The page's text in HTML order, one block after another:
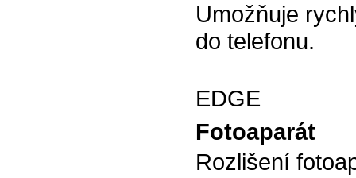
Umožňuje
do telefonu.
EDGE
Fotoaparát
Rozlišení